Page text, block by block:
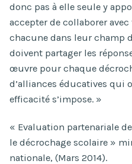
donc pas à elle seule y
accepter de collaborer
chacune dans leur champ
doivent partager les
œuvre pour chaque
d’alliances éducatives qui
efficacité s’impose. »
« Evaluation partenariale
le décrochage scolaire »
nationale, (Mars 2014).